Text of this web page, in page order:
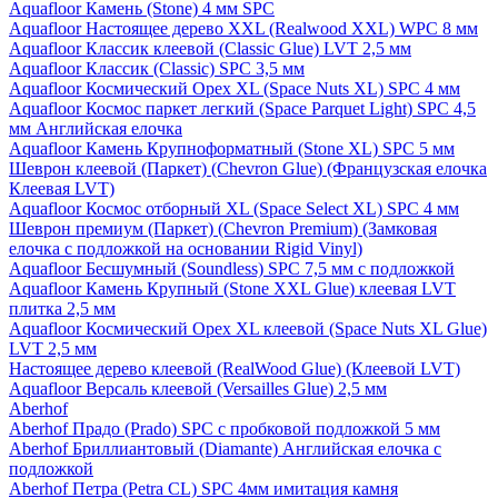
Aquafloor Камень (Stone) 4 мм SPC
Aquafloor Настоящее дерево XXL (Realwood XXL) WPC 8 мм
Aquafloor Классик клеевой (Classic Glue) LVT 2,5 мм
Aquafloor Классик (Classic) SPC 3,5 мм
Aquafloor Космический Орех XL (Space Nuts XL) SPC 4 мм
Aquafloor Космос паркет легкий (Space Parquet Light) SPC 4,5
мм Английская елочка
Aquafloor Камень Крупноформатный (Stone XL) SPC 5 мм
Шеврон клеевой (Паркет) (Chevron Glue) (Французская елочка
Клеевая LVT)
Aquafloor Космос отборный XL (Space Select XL) SPC 4 мм
Шеврон премиум (Паркет) (Chevron Premium) (Замковая
елочка с подложкой на основании Rigid Vinyl)
Aquafloor Бесшумный (Soundless) SPC 7,5 мм с подложкой
Aquafloor Камень Крупный (Stone XXL Glue) клеевая LVT
плитка 2,5 мм
Aquafloor Космический Орех XL клеевой (Space Nuts XL Glue)
LVT 2,5 мм
Настоящее дерево клеевой (RealWood Glue) (Клеевой LVT)
Aquafloor Версаль клеевой (Versailles Glue) 2,5 мм
Aberhof
Aberhof Прадо (Prado) SPC с пробковой подложкой 5 мм
Aberhof Бриллиантовый (Diamante) Английская елочка с
подложкой
Aberhof Петра (Petra CL) SPC 4мм имитация камня